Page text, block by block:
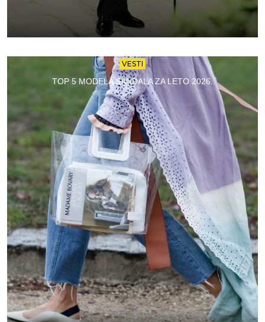
VESTI
TOP 5 MODELA SANDALA ZA LETO 2026.